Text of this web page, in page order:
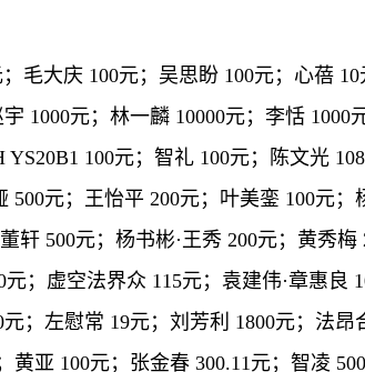
毛大庆 100元；吴思盼 100元；心蓓
1000元；林一麟 10000元；李恬 1000
100元；智礼 100元；陈文光
元；王怡平 200元；叶美銮 100元；
500元；杨书彬·王秀 200元；黄秀梅
；虚空法界众 115元；袁建伟·章惠良
；左慰常 19元；刘芳利 1800元；法昂
亚 100元；张金春 300.11元；智凌